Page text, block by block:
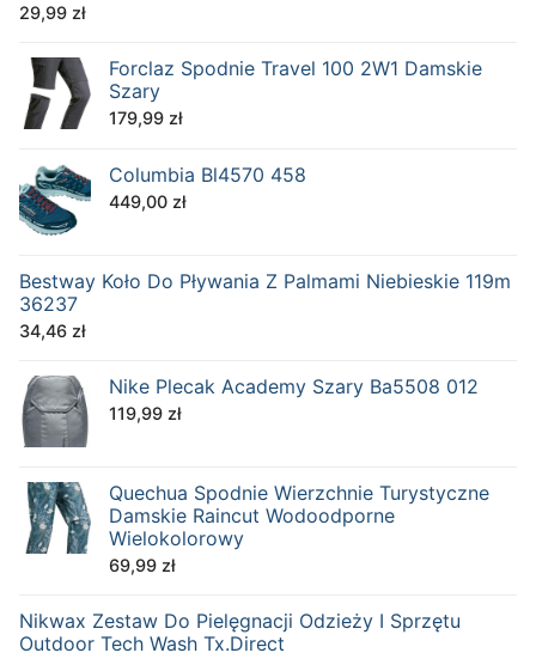
29,99 zł
Forclaz Spodnie Travel 100 2W1 Damskie
Szary
179,99 zł
Columbia Bl4570 458
449,00 zł
Bestway Koło Do Pływania Z Palmami Niebieskie 119m
36237
34,46 zł
Nike Plecak Academy Szary Ba5508 012
119,99 zł
Quechua Spodnie Wierzchnie Turystyczne
Damskie Raincut Wodoodporne
Wielokolorowy
69,99 zł
Nikwax Zestaw Do Pielęgnacji Odzieży I Sprzętu
Outdoor Tech Wash Tx.Direct